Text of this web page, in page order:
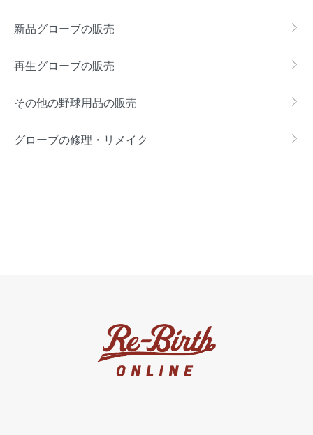
新品グローブの販売
再生グローブの販売
その他の野球用品の販売
グローブの修理・リメイク